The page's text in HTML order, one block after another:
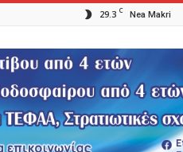
29.3 C Nea Makri